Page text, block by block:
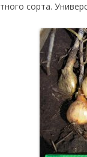
сорта.